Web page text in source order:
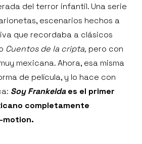
del terror infantil. Una serie
escenarios hechos a
que recordaba a clásicos
Cuentos de la cripta, pero con
mexicana. Ahora, esa misma
de película, y lo hace con
Soy Frankeldaes el primer
completamente
motion.